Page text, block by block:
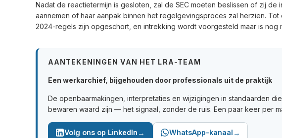
Nadat de reactietermijn is gesloten, zal de SEC moeten beslissen of zij de
aannemen of haar aanpak binnen het regelgevingsproces zal herzien.
2024-regels zijn opgeschort, en intrekking wordt voorgesteld maar is nog
AANTEKENINGEN VAN HET LRA-TEAM
Een werkarchief, bijgehouden door professionals uit de praktijk
De openbaarmakingen, interpretaties en wijzigingen in standaarden
bewaren waard zijn — het signaal, zonder de ruis. Een paar keer per
Volg ons op LinkedIn → WhatsApp-kanaal →